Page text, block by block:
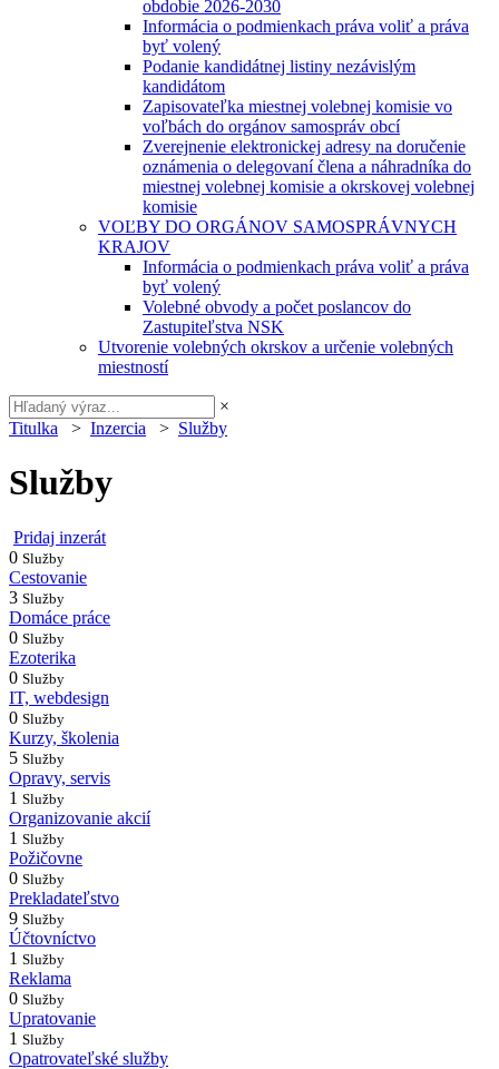
obdobie 2026-2030
Informácia o podmienkach práva voliť a práva
byť volený
Podanie kandidátnej listiny nezávislým
kandidátom
Zapisovateľka miestnej volebnej komisie vo
voľbách do orgánov samospráv obcí
Zverejnenie elektronickej adresy na doručenie
oznámenia o delegovaní člena a náhradníka do
miestnej volebnej komisie a okrskovej volebnej
komisie
VOĽBY DO ORGÁNOV SAMOSPRÁVNYCH
KRAJOV
Informácia o podmienkach práva voliť a práva
byť volený
Volebné obvody a počet poslancov do
Zastupiteľstva NSK
Utvorenie volebných okrskov a určenie volebných
miestností
×
Titulka > Inzercia > Služby
Služby
Pridaj inzerát
0 Služby
Cestovanie
3 Služby
Domáce práce
0 Služby
Ezoterika
0 Služby
IT, webdesign
0 Služby
Kurzy, školenia
5 Služby
Opravy, servis
1 Služby
Organizovanie akcií
1 Služby
Požičovne
0 Služby
Prekladateľstvo
9 Služby
Účtovníctvo
1 Služby
Reklama
0 Služby
Upratovanie
1 Služby
Opatrovateľské služby